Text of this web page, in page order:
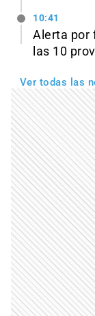
10:41
Alerta por
las 10
Ver todas las